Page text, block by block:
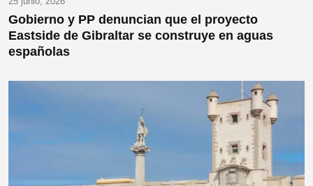
Gobierno y PP denuncian que el proyecto
Eastside de Gibraltar se construye en aguas
españolas